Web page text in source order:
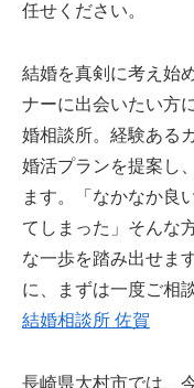
任せください。
結婚を真剣に考え始
ナーに出会いたい方
婚相談所。経験ある
婚活プランを提案し
ます。「なかなか良
てしまった」そんな
な一歩を踏み出せま
に、まずは一度ご相
結婚相談所 佐賀
長崎県大村市では、